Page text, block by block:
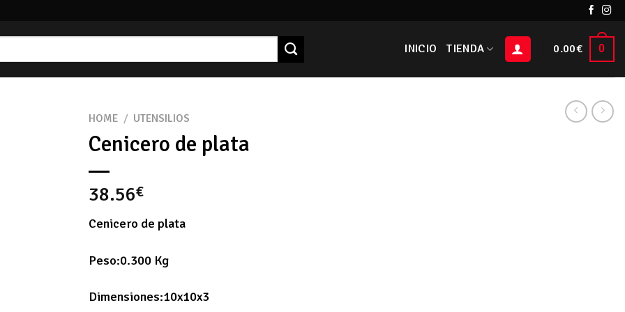
INICIO TIENDA 0.00€ 0
HOME / UTENSILIOS
Cenicero de plata
38.56€
Cenicero de plata
Peso:0.300 Kg
Dimensiones:10x10x3